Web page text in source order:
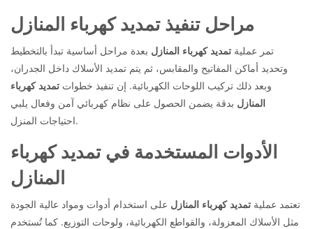
مراحل تنفيذ تمديد كهرباء المنازل
تمر عملية تمديد كهرباء المنازل بعدة مراحل أساسية تبدأ بالتخطيط
وتحديد أماكن المفاتيح والمقابس، ثم يتم تمديد الأسلاك داخل الجدران،
وبعد ذلك تركيب اللوحات الكهربائية. إن تنفيذ خطوات تمديد كهرباء
المنازل بدقة يضمن الحصول على نظام كهربائي آمن وفعال يلبي
احتياجات المنزل.
الأدوات المستخدمة في تمديد كهرباء
المنازل
تعتمد عملية تمديد كهرباء المنازل على استخدام أدوات ومواد عالية الجودة
مثل الأسلاك المعزولة، والقواطع الكهربائية، ولوحات التوزيع. كما تُستخدم